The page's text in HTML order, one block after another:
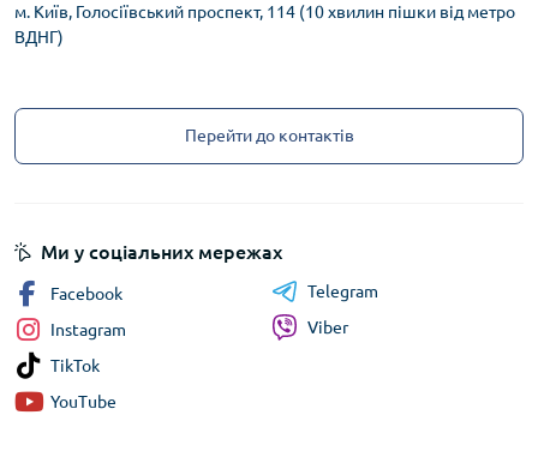
м. Київ, Голосіївський проспект, 114 (10 хвилин пішки від метро
ВДНГ)
Перейти до контактів
Ми у соціальних мережах
Facebook
Instagram
TikTok
YouTube
Telegram
Viber